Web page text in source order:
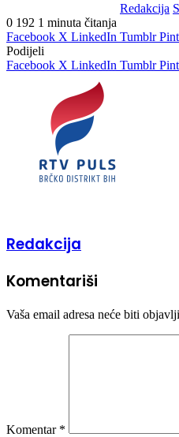
Redakcija
0 192 1 minuta čitanja
Facebook X LinkedIn Tumblr
Podijeli
Facebook X LinkedIn Tumblr
Redakcija
Komentariši
Vaša email adresa neće biti
Komentar *